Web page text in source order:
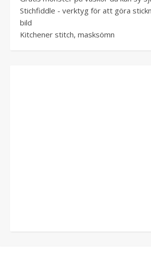
Stichfiddle - verktyg för att göra
bild
Kitchener stitch, masksömn